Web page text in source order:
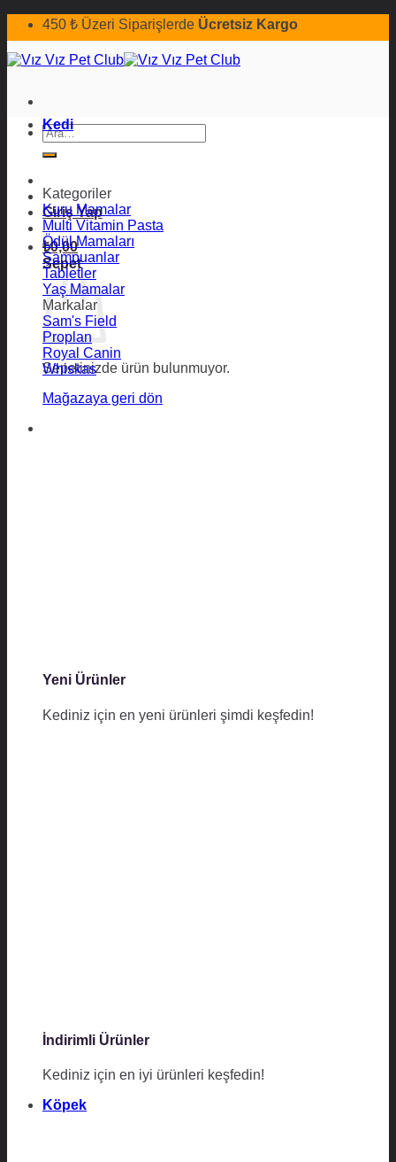
İçeriğe450 ₺ Üzeri Siparişlerde Ücretsiz Kargo
Ara:
Giriş Yap
₺0,00
Sepet
Sepetinizde ürün bulunmuyor.
Mağazaya geri dön
Kedi
Kategoriler
Kuru Mamalar
Multi Vitamin Pasta
Ödül Mamaları
Şampuanlar
Tabletler
Yaş Mamalar
Markalar
Sam's Field
Proplan
Royal Canin
Whiskas
Yeni Ürünler
Kediniz için en yeni ürünleri şimdi keşfedin!
İndirimli Ürünler
Kediniz için en iyi ürünleri keşfedin!
Köpek